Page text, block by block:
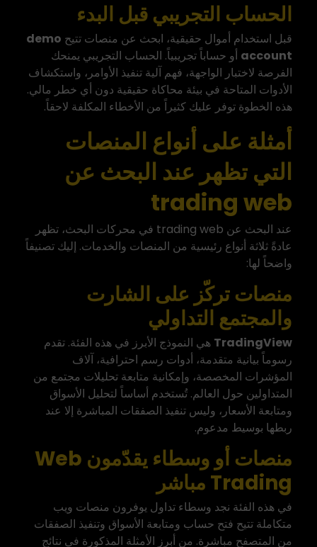
الحساب التجريبي قبل البدء
قبل استخدام أموال حقيقية، ابحث عن منصات تتيح demo
account أو حساباً تجريبياً. الحساب التجريبي يمنحك
الفرصة لاختبار الواجهة، فهم آلية تنفيذ الأوامر، واستكشاف
الأدوات المتاحة في بيئة محاكاة حقيقية دون أي خطر مالي.
هذه الخطوة توفر عليك كثيراً من الأخطاء المكلفة لاحقاً.
أمثلة على أنواع المنصات
التي تظهر عند البحث عن
trading web
عند البحث عن trading web في محركات البحث، تظهر
عادةً ثلاثة أنواع رئيسية من المنصات والخدمات. إليك تصنيفاً
واضحاً لها:
منصات تركّز على الشارت
والمجتمع التداولي
TradingView هي النموذج الأبرز في هذه الفئة. تقدم
رسوماً بيانية متقدمة، أدوات رسم احترافية، آلاف
المؤشرات المخصصة، وإمكانية متابعة تحليلات مجتمع من
المتداولين حول العالم. تُستخدم أساساً لتحليل الأسواق
ومتابعة الأسعار، وليس تنفيذ الصفقات المباشرة إلا عند
ربطها بوسيط مدعوم.
منصات أو وسطاء يقدّمون Web
Trading مباشر
في هذه الفئة نجد وسطاء تداول يوفرون منصات ويب
متكاملة تتيح فتح حساب ومتابعة الأسواق وتنفيذ الصفقات
من المتصفح مباشرة. من أبرز الأمثلة المذكورة في نتائج